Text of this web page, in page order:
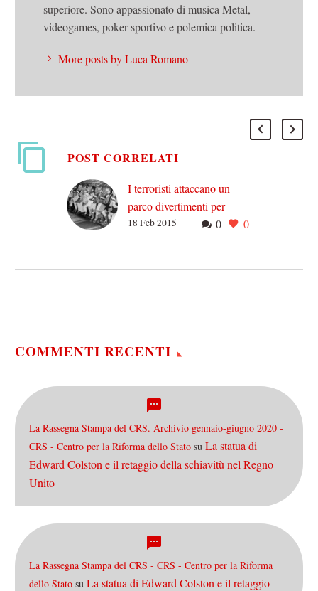
superiore. Sono appassionato di musica Metal,
videogames, poker sportivo e polemica politica.
More posts by Luca Romano
POST CORRELATI
I terroristi attaccano un
parco divertimenti per
bambini
0 0
18 Feb 2015
COMMENTI RECENTI
La Rassegna Stampa del CRS. Archivio gennaio-giugno 2020 -
CRS - Centro per la Riforma dello Stato su La statua di
Edward Colston e il retaggio della schiavitù nel Regno
Unito
La Rassegna Stampa del CRS - CRS - Centro per la Riforma
dello Stato su La statua di Edward Colston e il retaggio